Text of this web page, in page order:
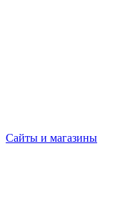
Сайты и магазины